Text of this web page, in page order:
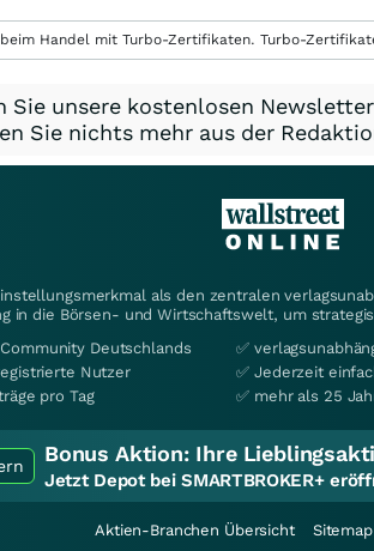
Handel mit Turbo-Zertifikaten. Turbo-
Sie unsere kostenlosen
Sie nichts mehr aus der
als den zentralen
in die Börsen- und Wirtschaftswelt, um
Deutschlands
Nutzer
pro Tag
✅
✅ Jederzeit
✅ mehr als 25
Bonus Aktion: Ihre
Jetzt Depot bei SMARTBROKER+
Aktien-Branchen Übersicht Sitemap